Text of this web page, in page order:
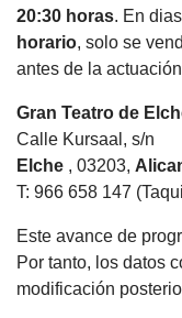
20:30 horas. En
horario, solo se
antes de la
Gran Teatro de
Calle Kursaal, s/n
Elche , 03203,
T: 966 658 147
Este avance de
Por tanto, los datos
modificación